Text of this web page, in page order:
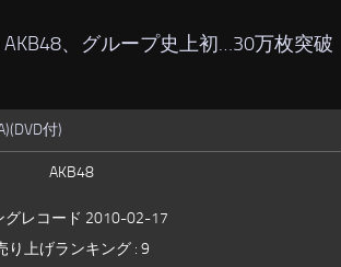
、グループ史上初…30万枚突破
付)
AKB48
グレコード 2010-02-17
り上げランキング : 9